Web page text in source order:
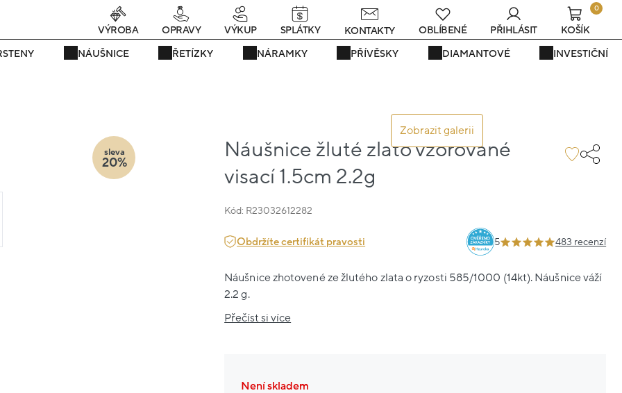
teď! - 20 % na vše! Kód: SRPEN20 23 dní : 6h : 40m : 09s
NÁUŠNICE ŘETÍZKY NÁRAMKY PŘÍVĚSKY DIAMANTOVÉ INVESTIČNÍ
VÝROBA OPRAVY VÝKUP SPLÁTKY KONTAKTY OBLÍBENÉ PŘIHLÁSIT
0
KOŠÍK
Zobrazit galerii
Náušnice žluté zlato vzorované
visací 1.5cm 2.2g
Kód: R23032612282
sleva
20%
Obdržíte certifikát pravosti 5 483 recenzí
Náušnice zhotovené ze žlutého zlata o ryzosti 585/1000 (14kt). Náušnice váží
2.2 g.
Přečíst si více
Není skladem